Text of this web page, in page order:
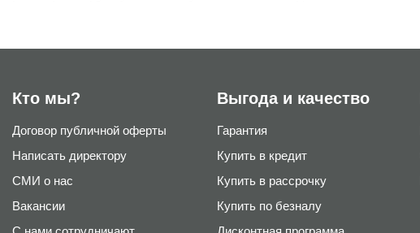
Кто мы?
Договор публичной оферты
Написать директору
СМИ о нас
Вакансии
Выгода и качество
Гарантия
Купить в кредит
Купить в рассрочку
Купить по безналу